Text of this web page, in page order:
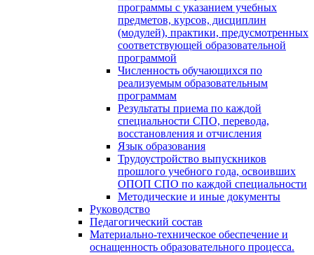
программы с указанием учебных
предметов, курсов, дисциплин
(модулей), практики, предусмотренных
соответствующей образовательной
программой
Численность обучающихся по
реализуемым образовательным
программам
Результаты приема по каждой
специальности СПО, перевода,
восстановления и отчисления
Язык образования
Трудоустройство выпускников
прошлого учебного года, освоивших
ОПОП СПО по каждой специальности
Методические и иные документы
Руководство
Педагогический состав
Материально-техническое обеспечение и
оснащенность образовательного процесса.